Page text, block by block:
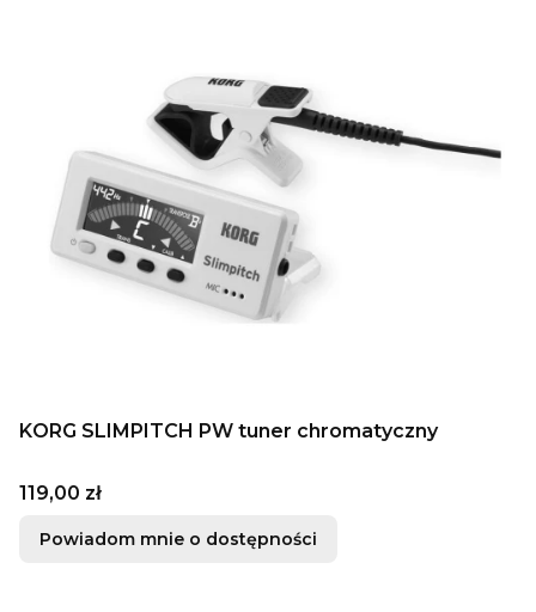
KORG SLIMPITCH PW tuner chromatyczny
Cena
119,00 zł
Powiadom mnie o dostępności